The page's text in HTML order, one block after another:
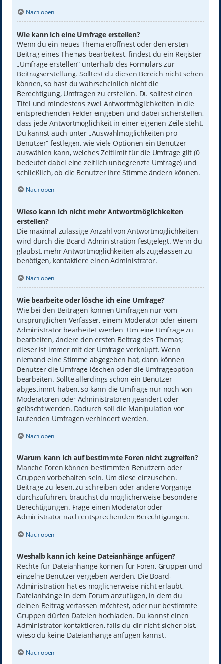
Nach oben
Wie kann ich eine Umfrage erstellen?
Wenn du ein neues Thema eröffnest oder den ersten
Beitrag eines Themas bearbeitest, findest du ein Register
„Umfrage erstellen“ unterhalb des Formulars zur
Beitragserstellung. Solltest du diesen Bereich nicht sehen
können, so hast du wahrscheinlich nicht die
Berechtigung, Umfragen zu erstellen. Du solltest einen
Titel und mindestens zwei Antwortmöglichkeiten in die
entsprechenden Felder eingeben und dabei sicherstellen,
dass jede Antwortmöglichkeit in einer eigenen Zeile steht.
Du kannst auch unter „Auswahlmöglichkeiten pro
Benutzer“ festlegen, wie viele Optionen ein Benutzer
auswählen kann, welches Zeitlimit für die Umfrage gilt (0
bedeutet dabei eine zeitlich unbegrenzte Umfrage) und
schließlich, ob die Benutzer ihre Stimme ändern können.
Nach oben
Wieso kann ich nicht mehr Antwortmöglichkeiten
erstellen?
Die maximal zulässige Anzahl von Antwortmöglichkeiten
wird durch die Board-Administration festgelegt. Wenn du
glaubst, mehr Antwortmöglichkeiten als zugelassen zu
benötigen, kontaktiere einen Administrator.
Nach oben
Wie bearbeite oder lösche ich eine Umfrage?
Wie bei den Beiträgen können Umfragen nur vom
ursprünglichen Verfasser, einem Moderator oder einem
Administrator bearbeitet werden. Um eine Umfrage zu
bearbeiten, ändere den ersten Beitrag des Themas;
dieser ist immer mit der Umfrage verknüpft. Wenn
niemand eine Stimme abgegeben hat, dann können
Benutzer die Umfrage löschen oder die Umfrageoption
bearbeiten. Sollte allerdings schon ein Benutzer
abgestimmt haben, so kann die Umfrage nur noch von
Moderatoren oder Administratoren geändert oder
gelöscht werden. Dadurch soll die Manipulation von
laufenden Umfragen verhindert werden.
Nach oben
Warum kann ich auf bestimmte Foren nicht zugreifen?
Manche Foren können bestimmten Benutzern oder
Gruppen vorbehalten sein. Um diese einzusehen,
Beiträge zu lesen, zu schreiben oder andere Vorgänge
durchzuführen, brauchst du möglicherweise besondere
Berechtigungen. Frage einen Moderator oder
Administrator nach entsprechenden Berechtigungen.
Nach oben
Weshalb kann ich keine Dateianhänge anfügen?
Rechte für Dateianhänge können für Foren, Gruppen und
einzelne Benutzer vergeben werden. Die Board-
Administration hat es möglicherweise nicht erlaubt,
Dateianhänge in dem Forum anzufügen, in dem du
deinen Beitrag verfassen möchtest, oder nur bestimmte
Gruppen dürfen Dateien hochladen. Du kannst einen
Administrator kontaktieren, falls du dir nicht sicher bist,
wieso du keine Dateianhänge anfügen kannst.
Nach oben